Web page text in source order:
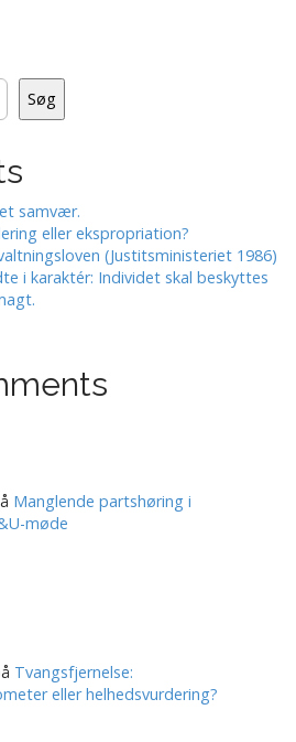
Søg
samvær.
eller ekspropriation?
(Justitsministeriet 1986)
i karaktér: Individet skal beskyttes
Manglende partshøring i
møde
Tvangsfjernelse:
eller helhedsvurdering?